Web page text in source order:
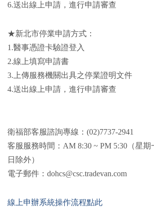
6.送出線上申請，進行申請審查
★新北市停業申請方式：
1.醫事憑證卡驗證登入
2.線上填寫申請書
3.上傳服務機關出具之停業證明文件
4.送出線上申請，進行申請審查
衛福部客服諮詢專線：(02)7737-2941
客服服務時間：AM 8:30 ~ PM 5:30（星期
日除外）
電子郵件：dohcs@csc.tradevan.com
線上申辦系統操作流程點此